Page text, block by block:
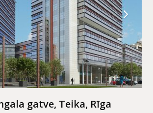
gatve, Teika, Rīga